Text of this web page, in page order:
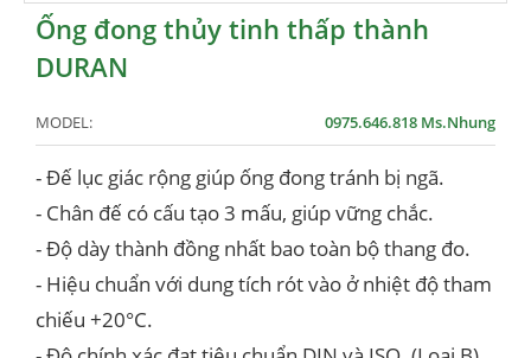
Ống đong thủy tinh thấp thành
DURAN
MODEL: 0975.646.818 Ms.Nhung
- Đế lục giác rộng giúp ống đong tránh bị ngã.
- Chân đế có cấu tạo 3 mấu, giúp vững chắc.
- Độ dày thành đồng nhất bao toàn bộ thang đo.
- Hiệu chuẩn với dung tích rót vào ở nhiệt độ tham
chiếu +20°C.